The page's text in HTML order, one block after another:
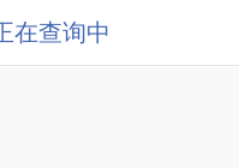
在查询中